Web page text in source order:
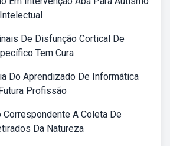
De Disfunção Cortical De
Tem Cura
Do Aprendizado De Informática
Profissão
Correspondente A Coleta De
Da Natureza